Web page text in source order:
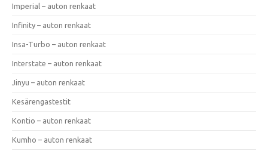
Imperial – auton renkaat
Infinity – auton renkaat
Insa-Turbo – auton renkaat
Interstate – auton renkaat
Jinyu – auton renkaat
Kesärengastestit
Kontio – auton renkaat
Kumho – auton renkaat